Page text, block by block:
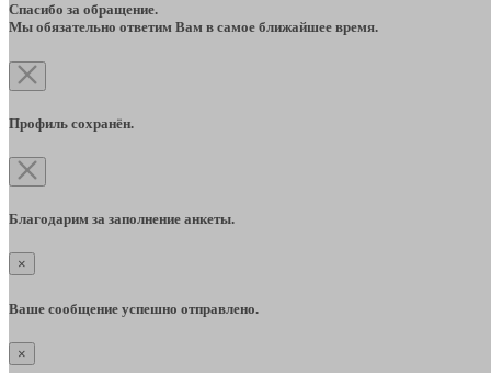
Спасибо за обращение.
Мы обязательно ответим Вам в самое ближайшее время.
Профиль сохранён.
Благодарим за заполнение анкеты.
×
Ваше сообщение успешно отправлено.
×